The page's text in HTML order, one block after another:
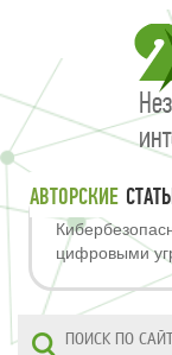
АВТОРСКИЕ
цифровыми